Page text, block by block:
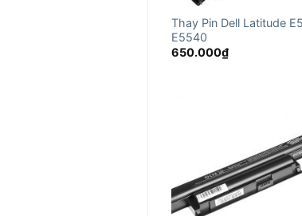
Thay Pin Dell Latitude
E5540
650.000₫